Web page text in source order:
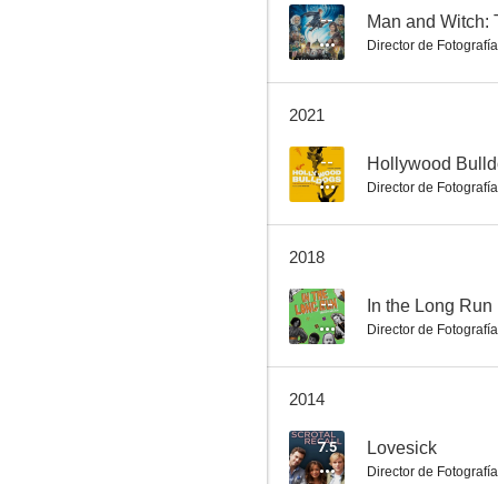
Man and Witch: The Dance of a Thousand Steps
--
-- Man and Witch:
Director de Fotografía
2021
-- Hollywood
Director de Fotografía
2018
-- In the Long Run
Director de Fotografía
2014
7.5 Lovesick
Director de Fotografía